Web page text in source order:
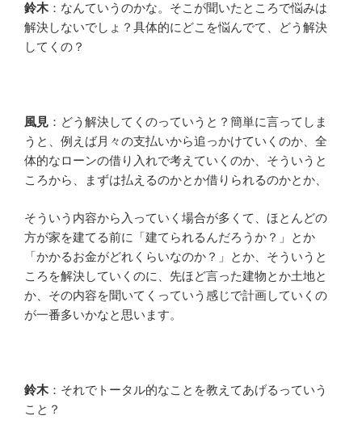
鈴木：なんていうのかな。そこが聞いたところで悩みは
解決しないでしょ？具体的にどこを悩んでて、どう解決
してくの？
風見 ：どう解決してくのっていうと？簡単に言ってしま
うと、例えば月々の支払いから追っかけていくのか、全
体的なローンの借り入れで考えていくのか、そういうと
ころから、まずは払えるのかとか借りられるのかとか、
そういう内容から入っていく場合が多くて、ほとんどの
方が家を建てる前に「建てられるんだろうか？」とか
「かかるお金がどれくらいなのか？」とか、そういうと
ころを解決していくのに、先ほど言った建物とか土地と
か、その内容を聞いてくっていう感じで計画していくの
が一番多いかなと思います。
鈴木：それでトータル的なことを教えてあげるっていう
こと？